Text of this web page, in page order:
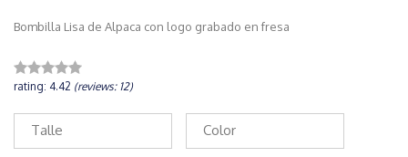
Bombilla Lisa de Alpaca con logo grabado en fresa
rating: 4.42 (reviews: 12)
Talle Color